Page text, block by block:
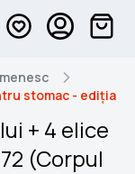
stomac - ediția
+ 4 elice
(Corpul